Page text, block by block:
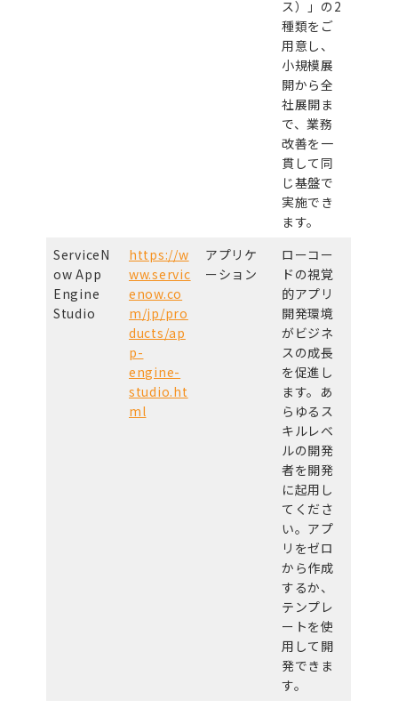
ス）」の2
種類をご
用意し、
小規模展
開から全
社展開ま
で、業務
改善を一
貫して同
じ基盤で
実施でき
ます。
ServiceN
ow App
Engine
Studio
https://w
ww.servic
enow.co
m/jp/pro
ducts/ap
p-
engine-
studio.ht
ml
アプリケ
ーション
ローコー
ドの視覚
的アプリ
開発環境
がビジネ
スの成長
を促進し
ます。あ
らゆるス
キルレベ
ルの開発
者を開発
に起用し
てくださ
い。アプ
リをゼロ
から作成
するか、
テンプレ
ートを使
用して開
発できま
す。